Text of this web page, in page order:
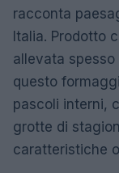
racconta
Italia. Prodotto
allevata
questo
pascoli interni,
grotte di
caratteristiche